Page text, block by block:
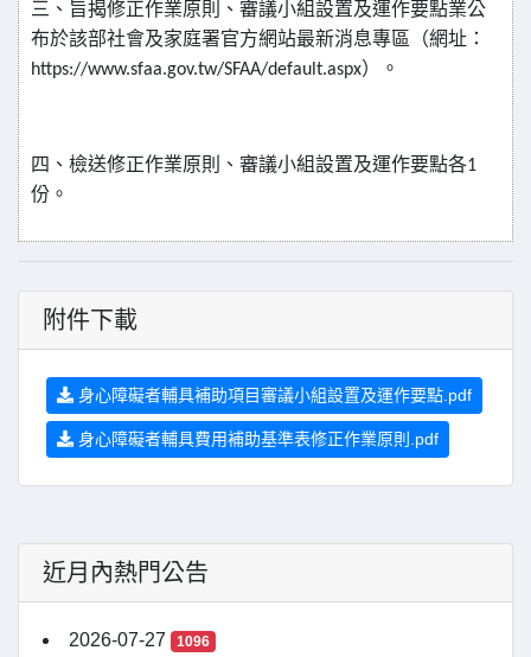
三、旨揭修正作業原則、審議小組設置及運作要點業公
布於該部社會及家庭署官方網站最新消息專區（網址：
https://www.sfaa.gov.tw/SFAA/default.aspx）。
四、檢送修正作業原則、審議小組設置及運作要點各1
份。
附件下載
身心障礙者輔具補助項目審議小組設置及運作要點.pdf
身心障礙者輔具費用補助基準表修正作業原則.pdf
近月內熱門公告
2026-07-27 1096